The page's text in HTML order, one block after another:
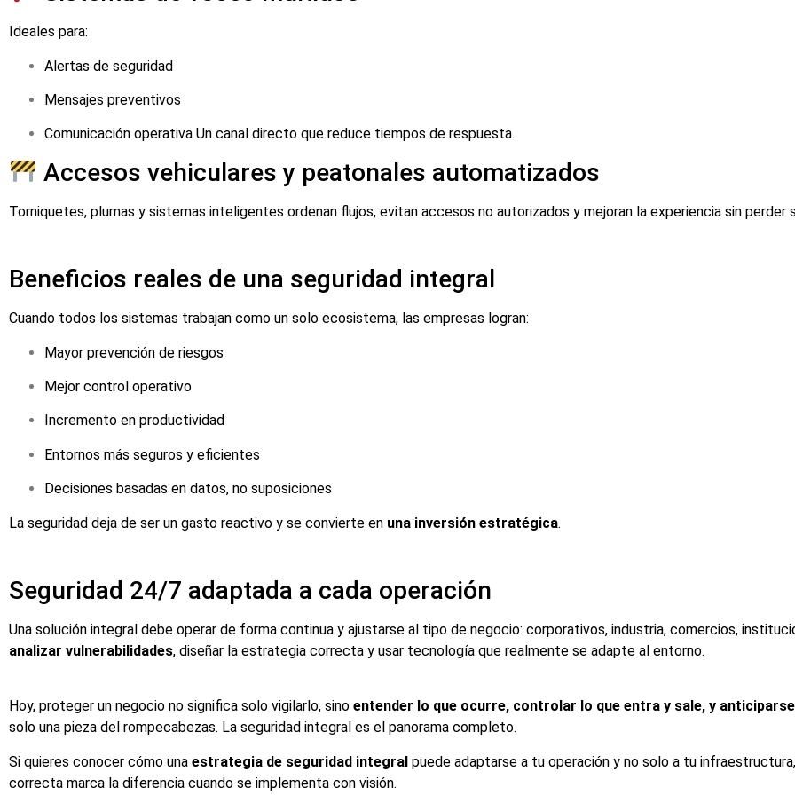
Ideales para:
Alertas de seguridad
Mensajes preventivos
Comunicación operativa Un canal directo que reduce tiempos de respuesta.
Accesos vehiculares y peatonales automatizados
Torniquetes, plumas y sistemas inteligentes ordenan flujos, evitan accesos no autorizados y mejoran la experiencia sin perder
Beneficios reales de una seguridad integral
Cuando todos los sistemas trabajan como un solo ecosistema, las empresas logran:
Mayor prevención de riesgos
Mejor control operativo
Incremento en productividad
Entornos más seguros y eficientes
Decisiones basadas en datos, no suposiciones
La seguridad deja de ser un gasto reactivo y se convierte en una inversión estratégica.
Seguridad 24/7 adaptada a cada operación
Una solución integral debe operar de forma continua y ajustarse al tipo de negocio: corporativos, industria, comercios,
analizar vulnerabilidades, diseñar la estrategia correcta y usar tecnología que realmente se adapte al entorno.
Hoy, proteger un negocio no significa solo vigilarlo, sino entender lo que ocurre, controlar lo que entra y sale, y
solo una pieza del rompecabezas. La seguridad integral es el panorama completo.
Si quieres conocer cómo una estrategia de seguridad integral puede adaptarse a tu operación y no solo a tu
correcta marca la diferencia cuando se implementa con visión.